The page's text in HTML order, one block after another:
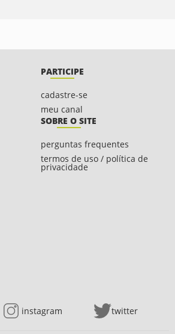
PARTICIPE
cadastre-se
meu canal
SOBRE O SITE
perguntas frequentes
termos de uso / política de
privacidade
instagram twitter